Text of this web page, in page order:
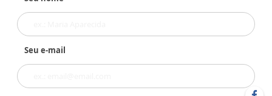
Seu e-mail